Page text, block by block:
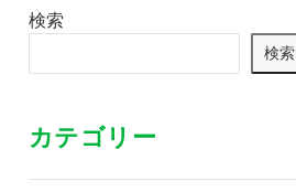
検索
検索
カテゴリー